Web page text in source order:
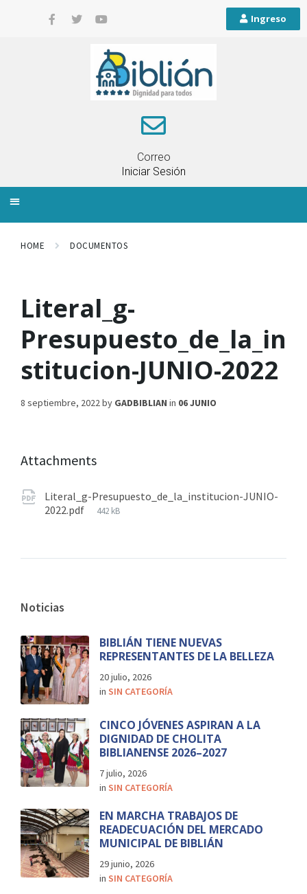
Ingreso
Correo
Iniciar Sesión
HOME DOCUMENTOS
Literal_g-
Presupuesto_de_la_in
stitucion-JUNIO-2022
8 septiembre, 2022by GADBIBLIAN in 06 JUNIO
Attachments
Literal_g-Presupuesto_de_la_institucion-JUNIO-
2022.pdf
442 kB
Noticias
BIBLIÁN TIENE NUEVAS
REPRESENTANTES DE LA BELLEZA
20 julio, 2026
in SIN CATEGORÍA
CINCO JÓVENES ASPIRAN A LA
DIGNIDAD DE CHOLITA
BIBLIANENSE 2026–2027
7 julio, 2026
in SIN CATEGORÍA
EN MARCHA TRABAJOS DE
READECUACIÓN DEL MERCADO
MUNICIPAL DE BIBLIÁN
29 junio, 2026
in SIN CATEGORÍA